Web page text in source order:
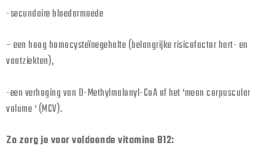
-secundaire bloedarmoede
– een hoog homocysteïnegehalte (belangrijke risicofactor hart- en
vaatziekten),
-een verhoging van D-Methylmalonyl-CoA of het ‘mean corpuscular
volume ‘ (MCV).
Zo zorg je voor voldoende vitamine B12: